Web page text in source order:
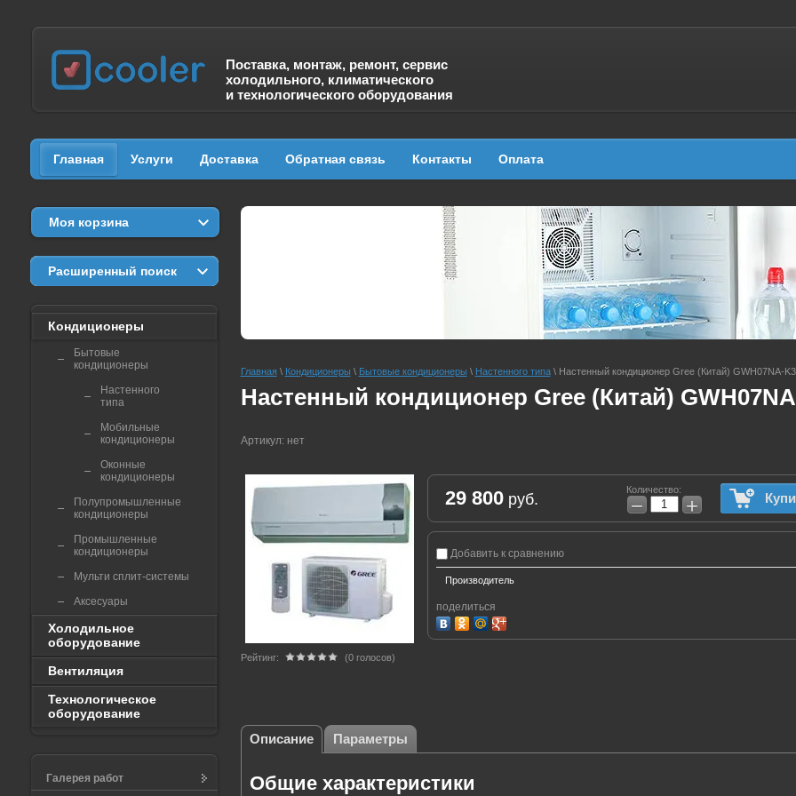
Поставка, монтаж, ремонт, сервис
холодильного, климатического
и технологического оборудования
Главная Услуги Доставка Обратная связь Контакты Оплата
Главная\ Кондиционеры \ Бытовые кондиционеры \ Настенного типа\ Настенный кондиционер Gree (Китай) GWH07NA-
Настенный кондиционер Gree (Китай)
Артикул:нет
Рейтинг: (0 голосов)
29 800руб.
Количество:
− +
Добавить к сравнению
Производитель
поделиться
Описание Параметры
Общие характеристики
Моя корзина
Расширенный поиск
Кондиционеры
Бытовые
кондиционеры
Настенного
типа
Мобильные
кондиционеры
Оконные
кондиционеры
Полупромышленные
кондиционеры
Промышленные
кондиционеры
Мульти сплит-системы
Аксесуары
Холодильное
оборудование
Вентиляция
Технологическое
оборудование
Галерея работ